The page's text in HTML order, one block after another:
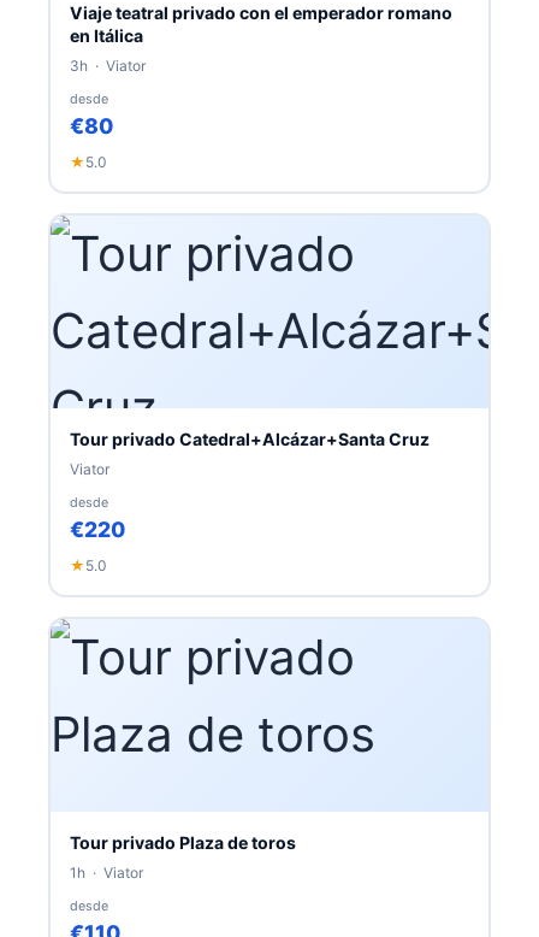
Viaje teatral privado con el emperador romano
en Itálica
3h · Viator
desde
€80
★ 5.0
Tour privado Catedral+Alcázar+Santa Cruz
Viator
desde
€220
★ 5.0
Tour privado Plaza de toros
1h · Viator
desde